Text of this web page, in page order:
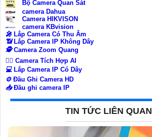
Bộ Camera Quan Sát
camera Dahua
Camera HIKVISON
camera KBvision
️🎤️ Lắp Camera Có Thu Âm
📶 Lắp Camera IP Không Dây
🕵️Camera Zoom Quang
🧛‍♀️ Camera Tích Hợp AI
💻Lắp Camera IP Có Dây
⚙️Đầu Ghi Camera HD
📥Đầu ghi camera IP
TIN TỨC LIÊN QUAN